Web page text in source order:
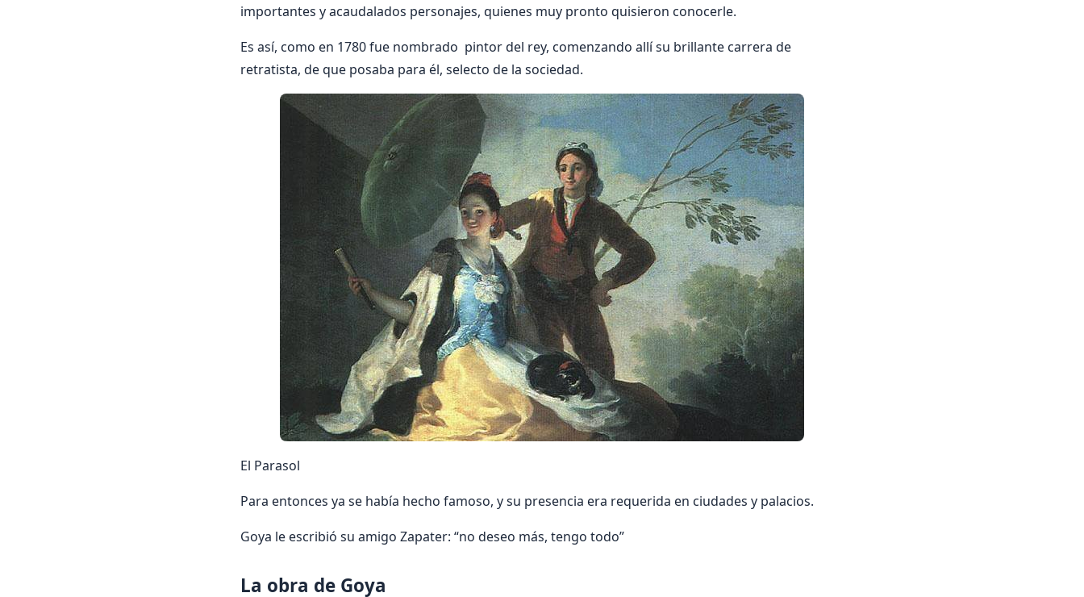
importantes y acaudalados personajes, quienes muy pronto quisieron conocerle.
Es así, como en 1780 fue nombrado pintor del rey, comenzando allí su brillante carrera de
retratista, de que posaba para él, selecto de la sociedad.
El Parasol
Para entonces ya se había hecho famoso, y su presencia era requerida en ciudades y palacios.
Goya le escribió su amigo Zapater: “no deseo más, tengo todo”
La obra de Goya